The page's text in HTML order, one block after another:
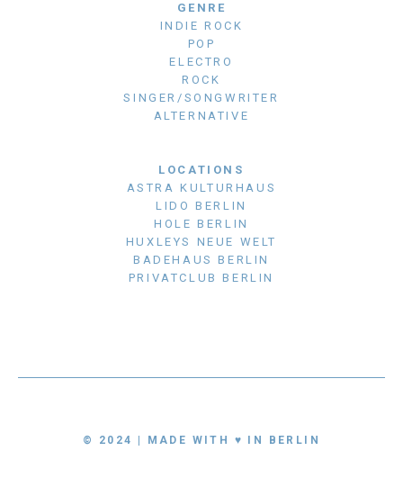
GENRE
INDIE ROCK
POP
ELECTRO
ROCK
SINGER/SONGWRITER
ALTERNATIVE
LOCATIONS
ASTRA KULTURHAUS
LIDO BERLIN
HOLE BERLIN
HUXLEYS NEUE WELT
BADEHAUS BERLIN
PRIVATCLUB BERLIN
© 2024 | MADE WITH ♥ IN BERLIN